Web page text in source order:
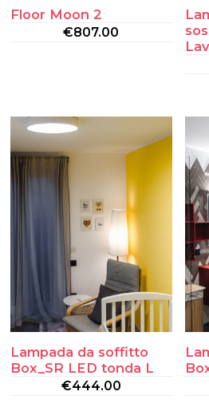
Floor Moon 2
€807.00
Lampada da soffitto
Box_SR LED tonda L
€444.00